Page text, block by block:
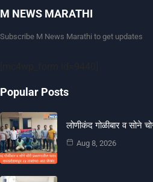
M NEWS MARATHI
Subscribe M News Marathi to get updates
Popular Posts
लोणीकंद गोळीबार व सोने
Aug 8, 2026